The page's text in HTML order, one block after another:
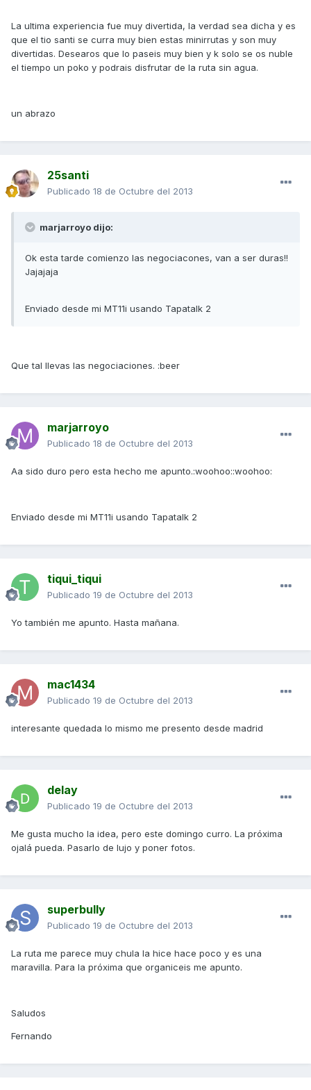
La ultima experiencia fue muy divertida, la verdad sea dicha y es
que el tio santi se curra muy bien estas minirrutas y son muy
divertidas. Desearos que lo paseis muy bien y k solo se os nuble
el tiempo un poko y podrais disfrutar de la ruta sin agua.
un abrazo
25santi
Publicado 18 de Octubre del 2013
marjarroyo dijo:
Ok esta tarde comienzo las negociacones, van a ser duras!!
Jajajaja
Enviado desde mi MT11i usando Tapatalk 2
Que tal llevas las negociaciones. :beer
marjarroyo
Publicado 18 de Octubre del 2013
Aa sido duro pero esta hecho me apunto.:woohoo::woohoo:
Enviado desde mi MT11i usando Tapatalk 2
tiqui_tiqui
Publicado 19 de Octubre del 2013
Yo también me apunto. Hasta mañana.
mac1434
Publicado 19 de Octubre del 2013
interesante quedada lo mismo me presento desde madrid
delay
Publicado 19 de Octubre del 2013
Me gusta mucho la idea, pero este domingo curro. La próxima
ojalá pueda. Pasarlo de lujo y poner fotos.
superbully
Publicado 19 de Octubre del 2013
La ruta me parece muy chula la hice hace poco y es una
maravilla. Para la próxima que organiceis me apunto.
Saludos
Fernando